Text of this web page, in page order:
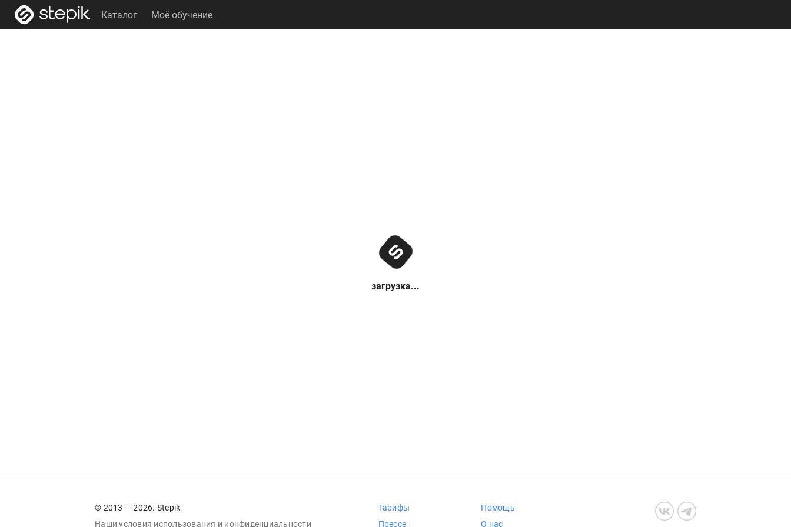
Каталог Моё обучение
загрузка...
© 2013 — 2026. Stepik
Наши условия использования и конфиденциальности
Тарифы
Прессе
Помощь
О нас